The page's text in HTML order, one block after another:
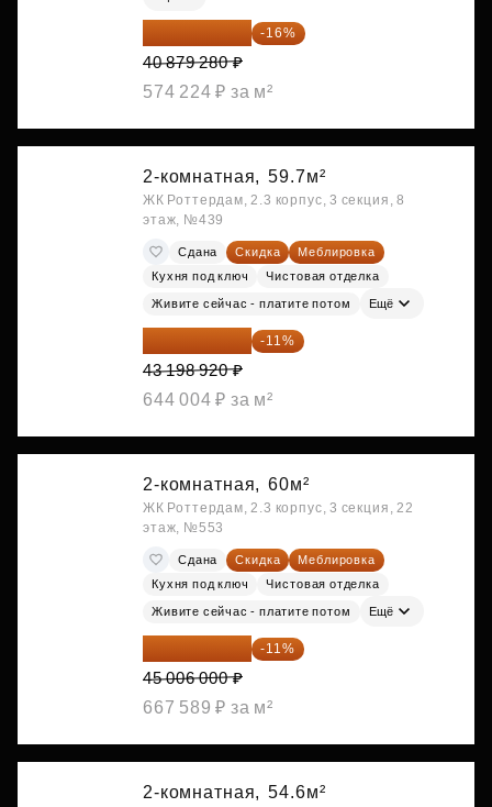
34 338 595 ₽ -16%
40 879 280 ₽
574 224 ₽ за м²
2-комнатная, 59.7м²
ЖК Роттердам, 2.3 корпус, 3 секция, 8
этаж, №439
Сдана Скидка
Меблировка
Кухня под ключ
Чистовая отделка
Живите сейчас - платите потом Ещё
38 447 039 ₽ -11%
43 198 920 ₽
644 004 ₽ за м²
2-комнатная, 60м²
ЖК Роттердам, 2.3 корпус, 3 секция, 22
этаж, №553
Сдана Скидка
Меблировка
Кухня под ключ
Чистовая отделка
Живите сейчас - платите потом Ещё
40 055 340 ₽ -11%
45 006 000 ₽
667 589 ₽ за м²
2-комнатная, 54.6м²